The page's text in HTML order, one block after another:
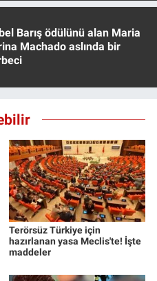
Barış ödülünü alan Maria
Machado aslında bir
Terörsüz Türkiye için
hazırlanan yasa Meclis'te! İşte
maddeler